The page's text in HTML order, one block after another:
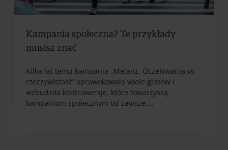
Kampania społeczna? Te przykłady
musisz znać
Kilka lat temu kampania „Melanż. Oczekiwania vs
rzeczywistość” sprowokowała wiele głosów i
wzbudziła kontrowersje, które towarzyszą
kampaniom społecznym od zawsze....